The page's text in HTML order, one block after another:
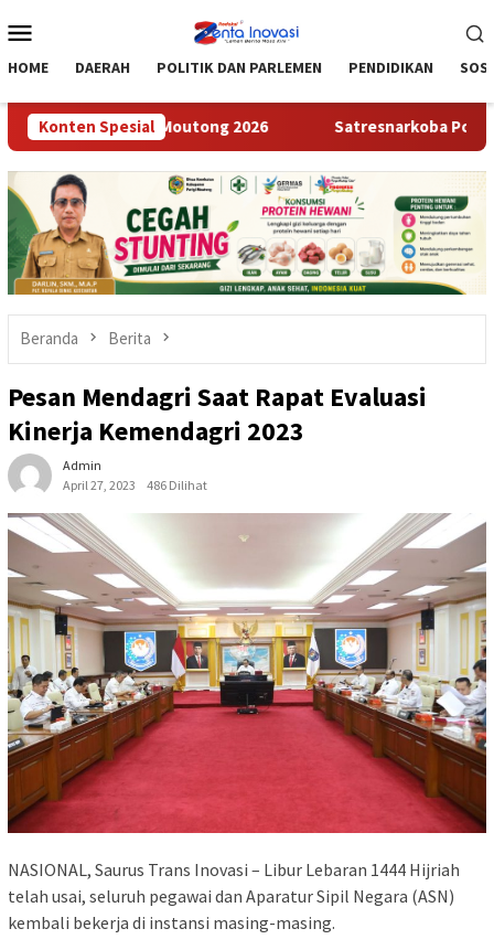
ke
Mobile
HOME DAERAH POLITIK DAN PARLEMEN PENDIDIKAN
Konten Spesial
Parigi Moutong 2026 Satresnarkoba Polres Parigi
Beranda Berita
Pesan Mendagri Saat Rapat Evaluasi
Kinerja Kemendagri 2023
Admin
April 27, 2023
486 Dilihat
NASIONAL, Saurus Trans Inovasi – Libur Lebaran 1444 Hijriah
telah usai, seluruh pegawai dan Aparatur Sipil Negara (ASN)
kembali bekerja di instansi masing-masing.